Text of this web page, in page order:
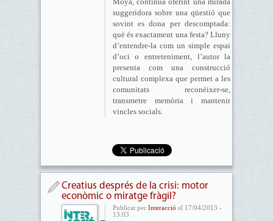
suggeridora sobre una qüestió que
sovint es dona per descomptada:
què és exactament una festa? Lluny
d’entendre-la com un simple espai
d’oci o entreteniment, l’autor la
presenta com una construcció
cultural complexa que permet a les
comunitats reconèixer-se,
transmetre memòria i mantenir
vincles socials.
Creatius després de la crisi: motor
econòmic o miratge fràgil?
Publicat per Interacció el 17/04/2013 -
13:03